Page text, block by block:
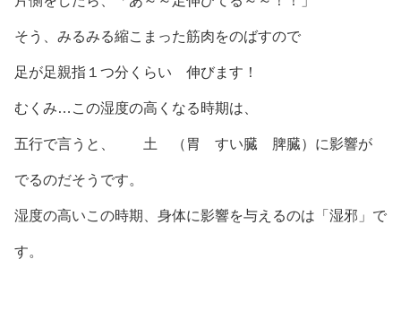
そう、みるみる縮こまった筋肉をのばすので
足が足親指１つ分くらい 伸びます！
むくみ…この湿度の高くなる時期は、
五行で言うと、 土 （胃 すい臓 脾臓）に影響が
でるのだそうです。
湿度の高いこの時期、身体に影響を与えるのは「湿邪」で
す。